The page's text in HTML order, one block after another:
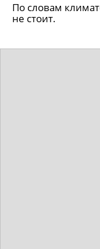
По словам
не стоит.